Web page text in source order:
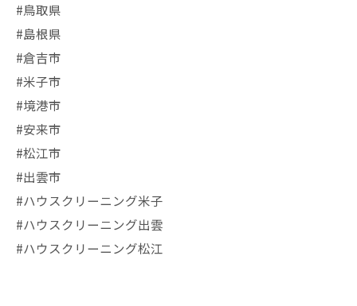
#鳥取県
#島根県
#倉吉市
#米子市
#境港市
#安来市
#松江市
#出雲市
#ハウスクリーニング米子
#ハウスクリーニング出雲
#ハウスクリーニング松江